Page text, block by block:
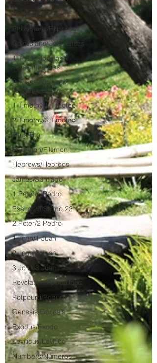
Ephesians/Efesios
Philippians/Filipenses
Colossians/Colosenses
1 Thessalonians/1
Tesalonicenses
2 Thessalonians/2
Tesalonicenses
1 Timothy/1 Timoteo
2 Timothy/2 Timoteo
Titus/Tito
Philemon/Filemon
Hebrews/Hebreos
James/Santiago
1 Peter/1 Pedro
Psalm 23/Salmo 23
2 Peter/2 Pedro
1 John/1 Juan
2 John/2 Juan
3 John/3 Juan
Revelation/Apocalipsis
Potpourri/Popurrí
Genesis/Génesis
Exodus/Éxodo
Leviticus/Levítico
Numbers/Números